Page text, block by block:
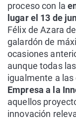
proceso con la
lugar el 13 de
Félix de Azara
galardón de
ocasiones
aunque todas
igualmente a las
Empresa a la
aquellos
innovación